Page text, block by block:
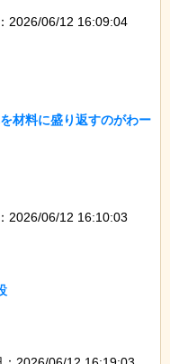
2026/06/12 16:09:04
材料に盛り返すのがわー
2026/06/12 16:10:03